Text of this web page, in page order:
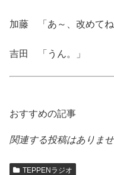
加藤 「あ～、改めてね
吉田 「うん。」
おすすめの記事
関連する投稿はありませ
TEPPENラジオ